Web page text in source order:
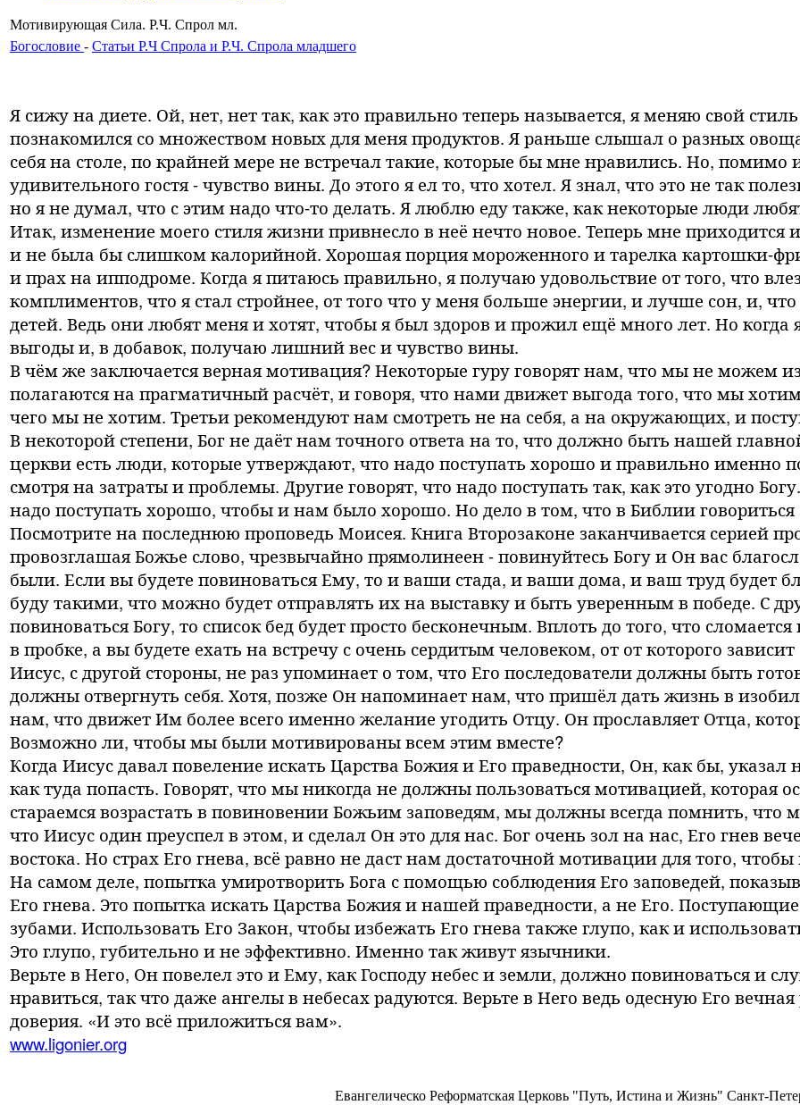
Мотивирующая Сила. Р.Ч. Спрол мл.
Богословие - Статьи Р.Ч Спрола и Р.Ч. Спрола младшего
Я сижу на диете. Ой, нет, нет так, как это правильно теперь называется, я меняю свой
познакомился со множеством новых для меня продуктов. Я раньше слышал о разных
себя на столе, по крайней мере не встречал такие, которые бы мне нравились. Но, помимо
удивительного гостя - чувство вины. До этого я ел то, что хотел. Я знал, что это не так
но я не думал, что с этим надо что-то делать. Я люблю еду также, как некоторые люди
Итак, изменение моего стиля жизни привнесло в неё нечто новое. Теперь мне приходится
и не была бы слишком калорийной. Хорошая порция мороженного и тарелка картошки-
и прах на ипподроме. Когда я питаюсь правильно, я получаю удовольствие от того, что
комплиментов, что я стал стройнее, от того что у меня больше энергии, и лучше сон, и,
детей. Ведь они любят меня и хотят, чтобы я был здоров и прожил ещё много лет. Но когда
выгоды и, в добавок, получаю лишний вес и чувство вины.
В чём же заключается верная мотивация? Некоторые гуру говорят нам, что мы не можем
полагаются на прагматичный расчёт, и говоря, что нами движет выгода того, что мы
чего мы не хотим. Третьи рекомендуют нам смотреть не на себя, а на окружающих, и
В некоторой степени, Бог не даёт нам точного ответа на то, что должно быть нашей
церкви есть люди, которые утверждают, что надо поступать хорошо и правильно именно
смотря на затраты и проблемы. Другие говорят, что надо поступать так, как это угодно
надо поступать хорошо, чтобы и нам было хорошо. Но дело в том, что в Библии говориться
Посмотрите на последнюю проповедь Моисея. Книга Второзаконе заканчивается серией
провозглашая Божье слово, чрезвычайно прямолинеен - повинуйтесь Богу и Он вас
были. Если вы будете повиноваться Ему, то и ваши стада, и ваши дома, и ваш труд будет
буду такими, что можно будет отправлять их на выставку и быть уверенным в победе. С
повиноваться Богу, то список бед будет просто бесконечным. Вплоть до того, что
в пробке, а вы будете ехать на встречу с очень сердитым человеком, от от которого
Иисус, с другой стороны, не раз упоминает о том, что Его последователи должны быть
должны отвергнуть себя. Хотя, позже Он напоминает нам, что пришёл дать жизнь в
нам, что движет Им более всего именно желание угодить Отцу. Он прославляет Отца,
Возможно ли, чтобы мы были мотивированы всем этим вместе?
Когда Иисус давал повеление искать Царства Божия и Его праведности, Он, как бы,
как туда попасть. Говорят, что мы никогда не должны пользоваться мотивацией, которая
стараемся возрастать в повиновении Божьим заповедям, мы должны всегда помнить, что
что Иисус один преуспел в этом, и сделал Он это для нас. Бог очень зол на нас, Его гнев
востока. Но страх Его гнева, всё равно не даст нам достаточной мотивации для того,
На самом деле, попытка умиротворить Бога с помощью соблюдения Его заповедей,
Его гнева. Это попытка искать Царства Божия и нашей праведности, а не Его.
зубами. Использовать Его Закон, чтобы избежать Его гнева также глупо, как и
Это глупо, губительно и не эффективно. Именно так живут язычники.
Верьте в Него, Он повелел это и Ему, как Господу небес и земли, должно повиноваться и
нравиться, так что даже ангелы в небесах радуются. Верьте в Него ведь одесную Его
доверия. «И это всё приложиться вам».
www.ligonier.org
Евангелическо Реформатская Церковь "Путь, Истина и Жизнь" Санкт-